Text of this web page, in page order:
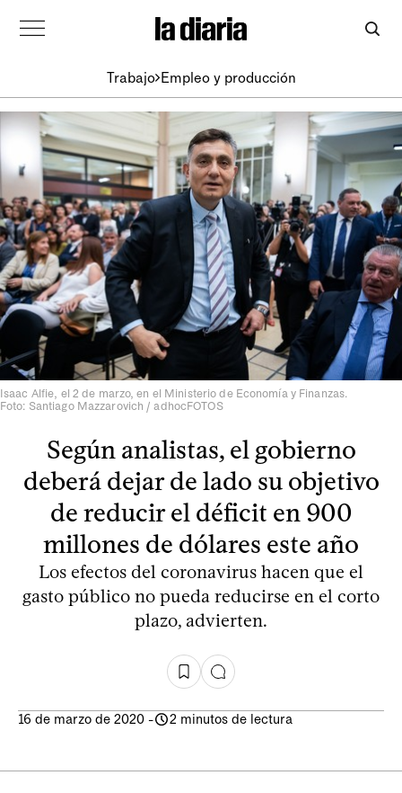
Trabajo Empleo y producción
Isaac Alfie, el 2 de marzo, en el Ministerio de Economía y Finanzas.
Foto: Santiago Mazzarovich / adhocFOTOS
Según analistas, el gobierno
deberá dejar de lado su objetivo
de reducir el déficit en 900
millones de dólares este año
Los efectos del coronavirus hacen que el
gasto público no pueda reducirse en el corto
plazo, advierten.
16 de marzo de 2020 - 2 minutos de lectura